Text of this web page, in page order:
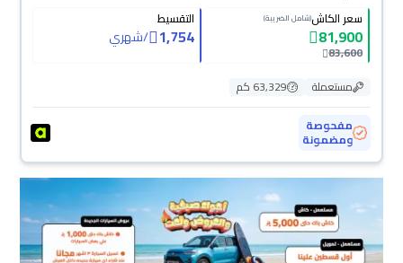
سعر الكاش(شامل الضريبة)
81,900
83,600
التقسيط
1,754
/شهري
مستعملة
63,329 كم
مفحوصة
ومضمونة